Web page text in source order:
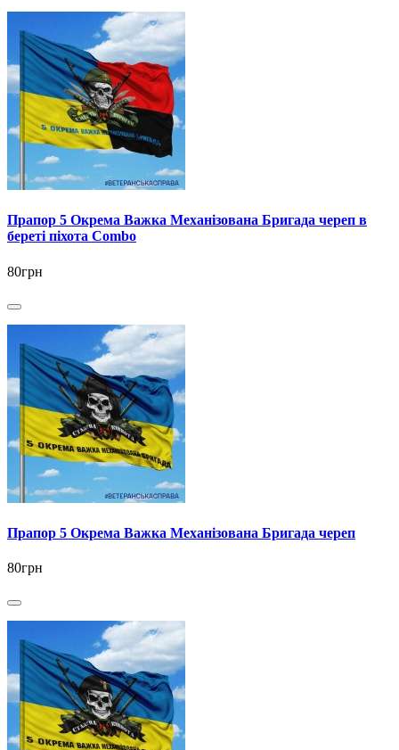
Прапор 5 Окрема Важка Механізована Бригада череп в
береті піхота Combo
80грн
Прапор 5 Окрема Важка Механізована Бригада череп
80грн